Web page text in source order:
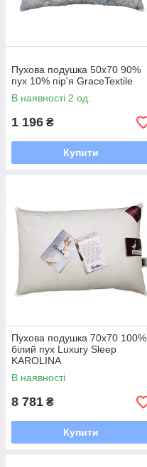
Пухова подушка 50x70 90%
пух 10% пір'я GraceTextile
В наявності 2 од.
1 196 ₴
Купити
Пухова подушка 70х70 100%
білий пух Luxury Sleep
KAROLINA
В наявності
8 781 ₴
Купити